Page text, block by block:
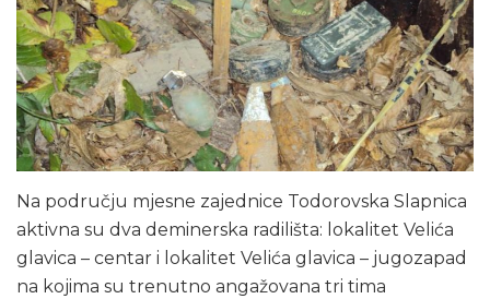
Na području mjesne zajednice Todorovska Slapnica
aktivna su dva deminerska radilišta: lokalitet Velića
glavica – centar i lokalitet Velića glavica – jugozapad
na kojima su trenutno angažovana tri tima